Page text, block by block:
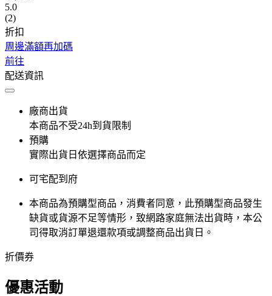
5.0
(2)
折扣
周邊滿額再加碼
前往
配送資訊
廠商出貨
本商品不受24h到貨限制
預購
實際出貨日依選擇商品而定
可宅配到府
本商品為預購型商品，消費者同意，此預購型商品發生
缺貨或貨源不足等情形，​致網路家庭無法出貨時，本公
司得取消訂單退還款項或調整商品出貨日。
折價券
優惠活動